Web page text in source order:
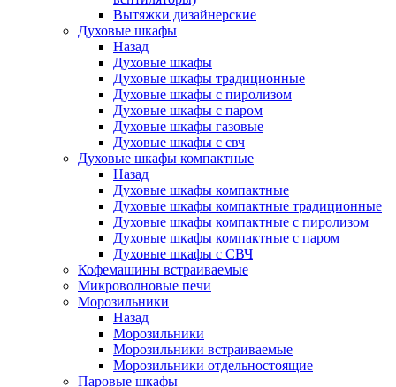
Вытяжки дизайнерские
Духовые шкафы
Назад
Духовые шкафы
Духовые шкафы традиционные
Духовые шкафы с пиролизом
Духовые шкафы с паром
Духовые шкафы газовые
Духовые шкафы с свч
Духовые шкафы компактные
Назад
Духовые шкафы компактные
Духовые шкафы компактные традиционные
Духовые шкафы компактные с пиролизом
Духовые шкафы компактные с паром
Духовые шкафы с СВЧ
Кофемашины встраиваемые
Микроволновые печи
Морозильники
Назад
Морозильники
Морозильники встраиваемые
Морозильники отдельностоящие
Паровые шкафы